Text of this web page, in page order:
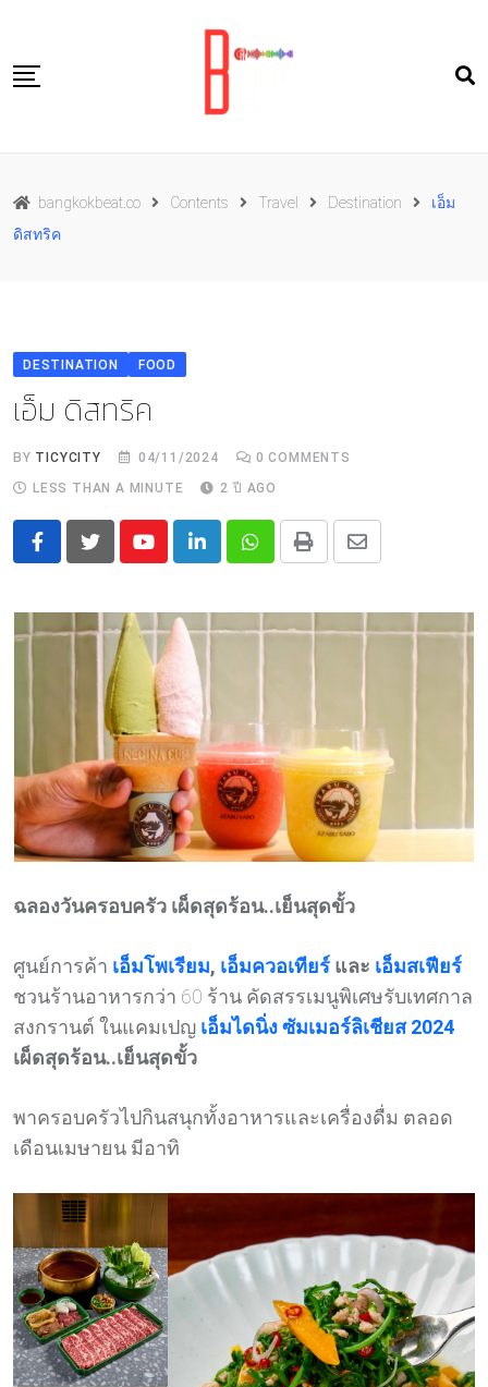
content
Food
TH
bangkokbeat.co Contents Travel Destination
เอ็ม
ดิสทริค
DESTINATION FOOD
เอ็ม ดิสทริค
BY TICYCITY 04/11/2024 0 COMMENTS
LESS THAN A MINUTE
2 ปี AGO
YoutubeLinkedInWhatsapp
Print
Share
Email
ฉลองวันครอบครัว เผ็ดสุดร้อน..เย็นสุดขั้ว
ศูนย์การค้า เอ็มโพเรียม, เอ็มควอเทียร์ และ เอ็มสเฟียร์
ชวนร้านอาหารกว่า 60 ร้าน คัดสรรเมนูพิเศษรับเทศกาล
สงกรานต์ ในแคมเปญ เอ็มไดนิ่ง ซัมเมอร์ลิเชียส 2024
เผ็ดสุดร้อน..เย็นสุดขั้ว
พาครอบครัวไปกินสนุกทั้งอาหารและเครื่องดื่ม ตลอด
เดือนเมษายน มีอาทิ